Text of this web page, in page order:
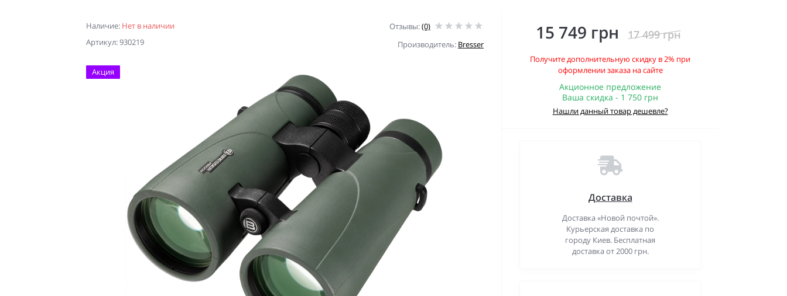
Наличие: Нет в наличии
Артикул: 930219
Отзывы:(0)
Производитель: Bresser
Акция
15 749 грн 17 499 грн
Получите дополнительную скидку в 2% при
оформлении заказа на сайте
Акционное предложение
Ваша скидка - 1 750 грн
Нашли данный товар дешевле?
Доставка
Доставка «Новой почтой».
Курьерская доставка по
городу Киев. Бесплатная
доставка от 2000 грн.